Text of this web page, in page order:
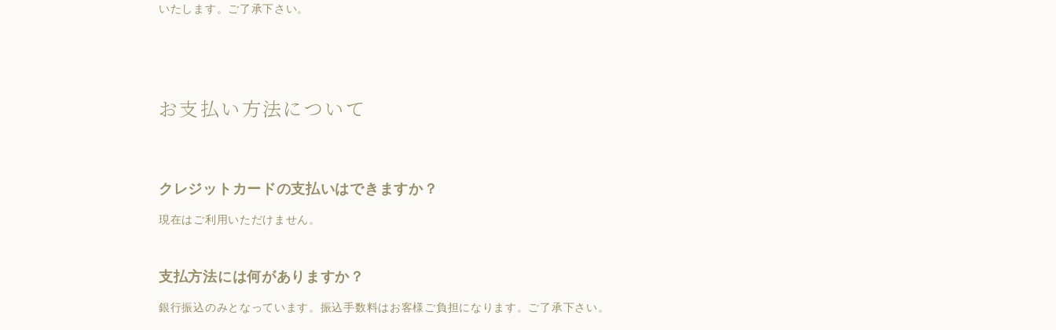
いたします。ご了承下さい。
お支払い方法について
クレジットカードの支払いはできますか？
現在はご利用いただけません。
支払方法には何がありますか？
銀行振込のみとなっています。振込手数料はお客様ご負担になります。ご了承下さい。